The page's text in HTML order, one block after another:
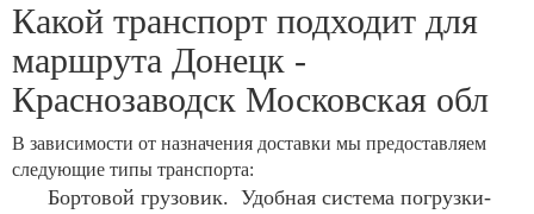
Какой транспорт подходит для
маршрута Донецк -
Краснозаводск Московская обл
В зависимости от назначения доставки мы предоставляем
следующие типы транспорта:
Бортовой грузовик. Удобная система погрузки-